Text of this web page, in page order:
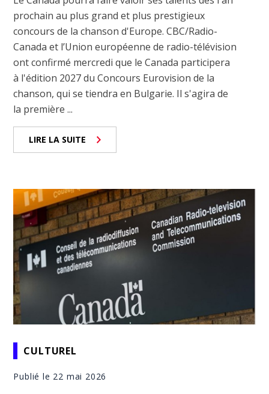
prochain au plus grand et plus prestigieux
concours de la chanson d'Europe. CBC/Radio-
Canada et l’Union européenne de radio-télévision
ont confirmé mercredi que le Canada participera
à l'édition 2027 du Concours Eurovision de la
chanson, qui se tiendra en Bulgarie. Il s'agira de
la première ...
LIRE LA SUITE
CULTUREL
Publié le 22 mai 2026